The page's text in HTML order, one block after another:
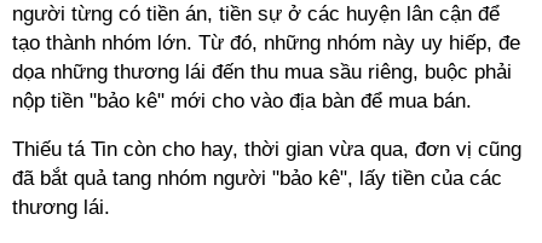
người từng có tiền án, tiền sự ở các huyện lân cận để
tạo thành nhóm lớn. Từ đó, những nhóm này uy hiếp, đe
dọa những thương lái đến thu mua sầu riêng, buộc phải
nộp tiền "bảo kê" mới cho vào địa bàn để mua bán.
Thiếu tá Tin còn cho hay, thời gian vừa qua, đơn vị cũng
đã bắt quả tang nhóm người "bảo kê", lấy tiền của các
thương lái.